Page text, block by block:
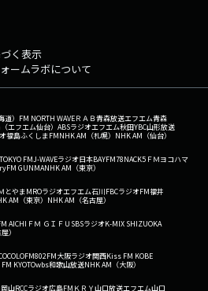
く表示
ームラボについて
） FM NORTH WAVEＲＡＢ青森放送エフエム青森
エフエム仙台） ABSラジオエフエム秋田YBC山形放送
福島ふくしまFMNHK AM（札幌） NHK AM（仙台）
TOKYO FMJ-WAVEラジオ日本BAYFM78NACK5 ＦＭヨコハマ
FM GUNMANHK AM（東京）
とやまMROラジオエフエム石川FBCラジオFM福井
AM（東京） NHK AM（名古屋）
AICHI ＦＭ ＧＩＦＵ SBSラジオK-MIX SHIZUOKA
）
FM802FM大阪ラジオ関西Kiss FM KOBE
KYOTOwbs和歌山放送NHK AM（大阪）
岡山RCCラジオ広島FM ＫＲＹ山口放送エフエム山口